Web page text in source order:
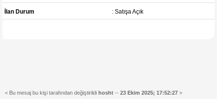
İlan Durum : Satışa Açık
< Bu mesaj bu kişi tarafından değiştirildi hosht -- 23 Ekim 2025; 17:52:27 >